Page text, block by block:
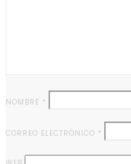
NOMBRE *
CORREO ELECTRÓNICO *